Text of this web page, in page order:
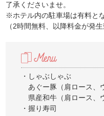
了承くださいませ。
※ホテル内の駐車場は有料と
（2時間無料、以降料金が発生
・しゃぶしゃぶ
あぐー豚（肩ロース、
県産和牛（肩ロース、
・握り寿司